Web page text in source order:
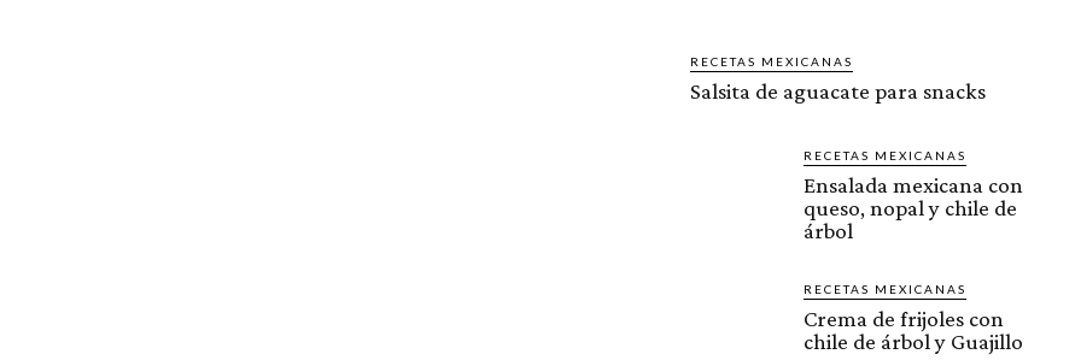
RECETAS MEXICANAS
Salsita de aguacate para snacks
RECETAS MEXICANAS
Ensalada mexicana con
queso, nopal y chile de
árbol
RECETAS MEXICANAS
Crema de frijoles con
chile de árbol y Guajillo